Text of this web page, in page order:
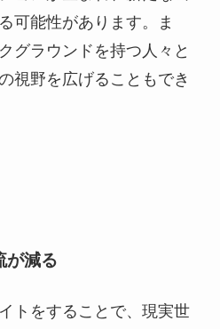
可能性があります。ま
グラウンドを持つ人々と
視野を広げることもでき
が減る
トをすることで、現実世